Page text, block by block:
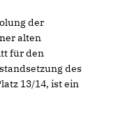
der
alten
für den
des
13/14, ist ein